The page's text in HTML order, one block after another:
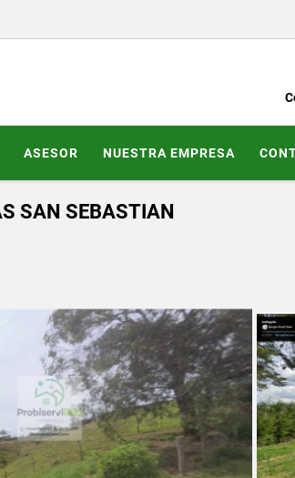
ASESOR NUESTRA EMPRESA
SAN SEBASTIAN